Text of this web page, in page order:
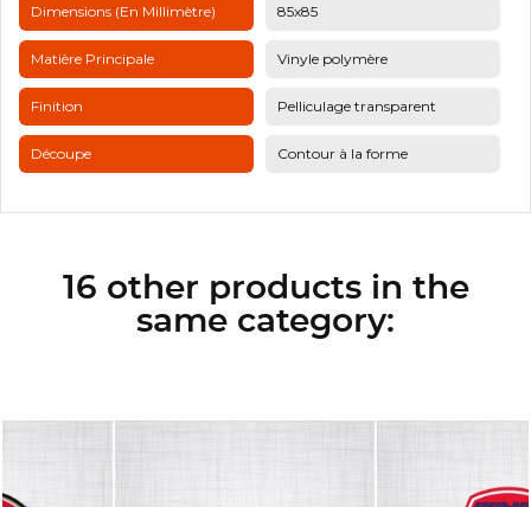
Dimensions (en Millimètre) 85x85
Matière Principale Vinyle polymère
Finition Pelliculage transparent
Découpe Contour à la forme
16 other products in the
same category: